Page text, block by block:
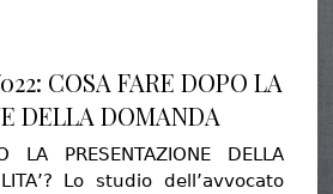
COSA FARE DOPO LA
DELLA DOMANDA
LA PRESENTAZIONE DELLA
Lo studio dell’avvocato